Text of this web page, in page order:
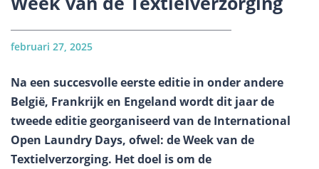
februari 27, 2025
Na een succesvolle eerste editie in onder andere
België, Frankrijk en Engeland wordt dit jaar de
tweede editie georganiseerd van de International
Open Laundry Days, ofwel: de Week van de
Textielverzorging. Het doel is om de